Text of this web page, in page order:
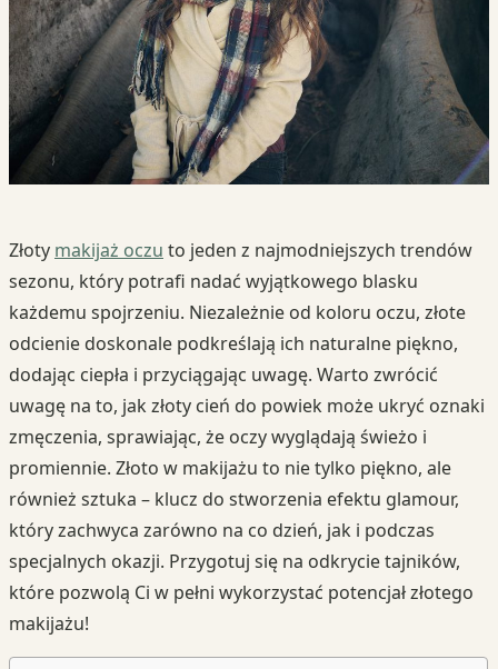
Złoty makijaż oczu to jeden z najmodniejszych trendów
sezonu, który potrafi nadać wyjątkowego blasku
każdemu spojrzeniu. Niezależnie od koloru oczu, złote
odcienie doskonale podkreślają ich naturalne piękno,
dodając ciepła i przyciągając uwagę. Warto zwrócić
uwagę na to, jak złoty cień do powiek może ukryć oznaki
zmęczenia, sprawiając, że oczy wyglądają świeżo i
promiennie. Złoto w makijażu to nie tylko piękno, ale
również sztuka – klucz do stworzenia efektu glamour,
który zachwyca zarówno na co dzień, jak i podczas
specjalnych okazji. Przygotuj się na odkrycie tajników,
które pozwolą Ci w pełni wykorzystać potencjał złotego
makijażu!